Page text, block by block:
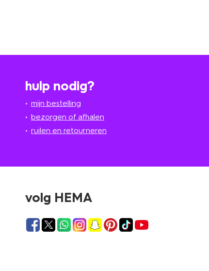
hulp nodig?
mijn bestelling
bezorgen of afhalen
ruilen en retourneren
volg HEMA